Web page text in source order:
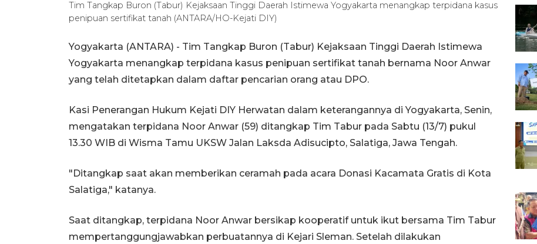
Tim Tangkap Buron (Tabur) Kejaksaan Tinggi Daerah Istimewa Yogyakarta menangkap terpidana kasus
penipuan sertifikat tanah (ANTARA/HO-Kejati DIY)
Yogyakarta (ANTARA) - Tim Tangkap Buron (Tabur) Kejaksaan Tinggi Daerah Istimewa
Yogyakarta menangkap terpidana kasus penipuan sertifikat tanah bernama Noor Anwar
yang telah ditetapkan dalam daftar pencarian orang atau DPO.
Kasi Penerangan Hukum Kejati DIY Herwatan dalam keterangannya di Yogyakarta, Senin,
mengatakan terpidana Noor Anwar (59) ditangkap Tim Tabur pada Sabtu (13/7) pukul
13.30 WIB di Wisma Tamu UKSW Jalan Laksda Adisucipto, Salatiga, Jawa Tengah.
"Ditangkap saat akan memberikan ceramah pada acara Donasi Kacamata Gratis di Kota
Salatiga," katanya.
Saat ditangkap, terpidana Noor Anwar bersikap kooperatif untuk ikut bersama Tim Tabur
mempertanggungjawabkan perbuatannya di Kejari Sleman. Setelah dilakukan